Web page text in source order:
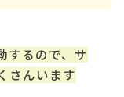
するので、サ
さんいます